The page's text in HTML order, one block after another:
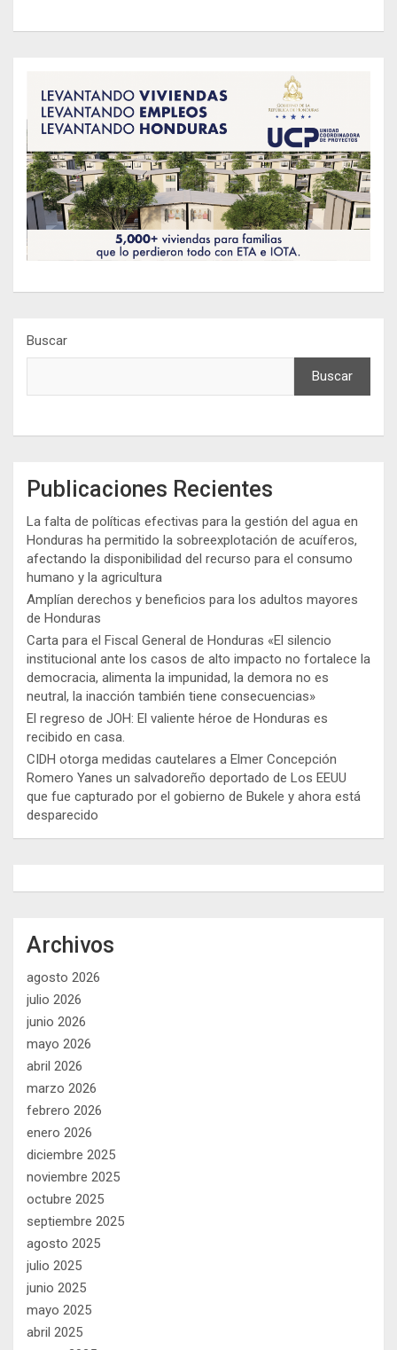
Buscar
Buscar
Publicaciones Recientes
La falta de políticas efectivas para la gestión del agua en
Honduras ha permitido la sobreexplotación de acuíferos,
afectando la disponibilidad del recurso para el consumo
humano y la agricultura
Amplían derechos y beneficios para los adultos mayores
de Honduras
Carta para el Fiscal General de Honduras «El silencio
institucional ante los casos de alto impacto no fortalece la
democracia, alimenta la impunidad, la demora no es
neutral, la inacción también tiene consecuencias»
El regreso de JOH: El valiente héroe de Honduras es
recibido en casa.
CIDH otorga medidas cautelares a Elmer Concepción
Romero Yanes un salvadoreño deportado de Los EEUU
que fue capturado por el gobierno de Bukele y ahora está
desparecido
Archivos
agosto 2026
julio 2026
junio 2026
mayo 2026
abril 2026
marzo 2026
febrero 2026
enero 2026
diciembre 2025
noviembre 2025
octubre 2025
septiembre 2025
agosto 2025
julio 2025
junio 2025
mayo 2025
abril 2025